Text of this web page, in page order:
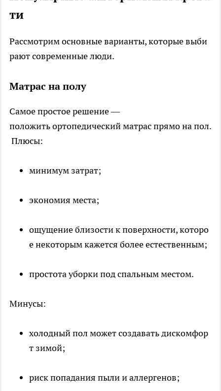
ти
Рассмотрим основные варианты, которые выби
рают современные люди.
Матрас на полу
Самое простое решение —
положить ортопедический матрас прямо на пол.
Плюсы:
минимум затрат;
экономия места;
ощущение близости к поверхности, которо
е некоторым кажется более естественным;
простота уборки под спальным местом.
Минусы:
холодный пол может создавать дискомфор
т зимой;
риск попадания пыли и аллергенов;